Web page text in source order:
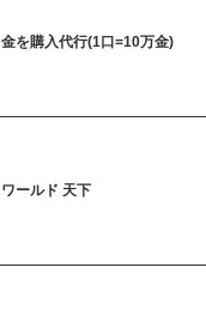
金を購入代行(1口=10万金)
ワールド 天下